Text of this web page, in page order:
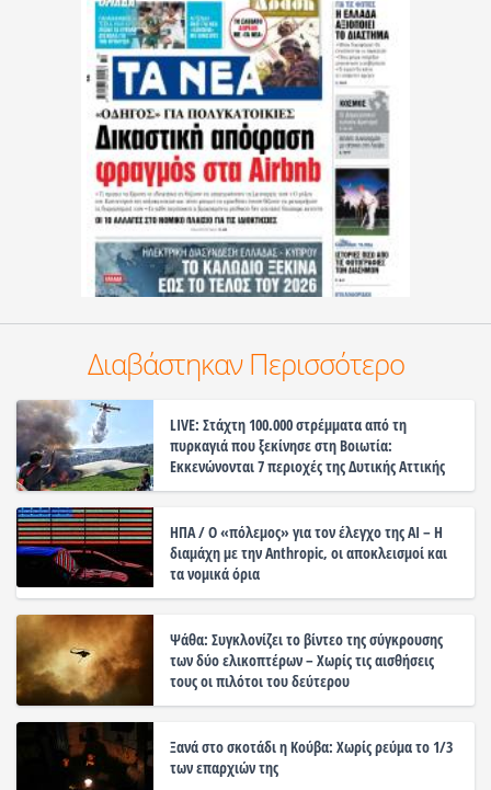
Διαβάστηκαν Περισσότερο
LIVE: Στάχτη 100.000 στρέμματα από τη
πυρκαγιά που ξεκίνησε στη Βοιωτία:
Εκκενώνονται 7 περιοχές της Δυτικής Αττικής
ΗΠΑ / Ο «πόλεμος» για τον έλεγχο της ΑΙ – Η
διαμάχη με την Anthropic, οι αποκλεισμοί και
τα νομικά όρια
Ψάθα: Συγκλονίζει το βίντεο της σύγκρουσης
των δύο ελικοπτέρων – Χωρίς τις αισθήσεις
τους οι πιλότοι του δεύτερου
Ξανά στο σκοτάδι η Κούβα: Χωρίς ρεύμα το 1/3
των επαρχιών της